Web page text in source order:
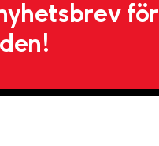
för